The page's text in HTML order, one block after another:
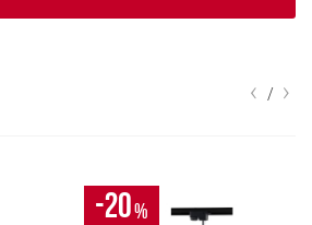
‹ / ›
-20%